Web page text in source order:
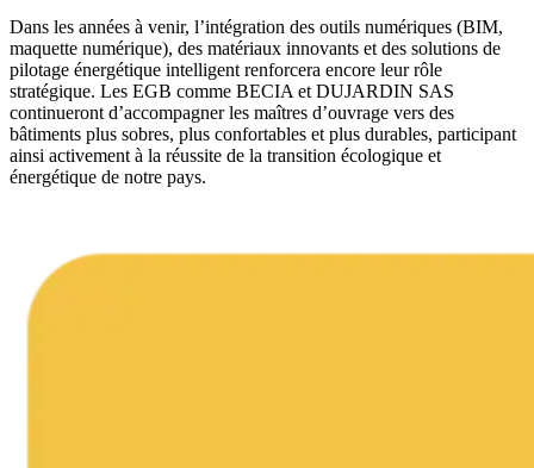
Dans les années à venir, l’intégration des outils numériques (BIM,
maquette numérique), des matériaux innovants et des solutions de
pilotage énergétique intelligent renforcera encore leur rôle
stratégique. Les EGB comme BECIA et DUJARDIN SAS
continueront d’accompagner les maîtres d’ouvrage vers des
bâtiments plus sobres, plus confortables et plus durables, participant
ainsi activement à la réussite de la transition écologique et
énergétique de notre pays.